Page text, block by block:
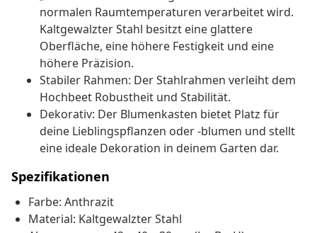
normalen Raumtemperaturen verarbeitet wird.
Kaltgewalzter Stahl besitzt eine glattere
Oberfläche, eine höhere Festigkeit und eine
höhere Präzision.
Stabiler Rahmen: Der Stahlrahmen verleiht dem
Hochbeet Robustheit und Stabilität.
Dekorativ: Der Blumenkasten bietet Platz für
deine Lieblingspflanzen oder -blumen und stellt
eine ideale Dekoration in deinem Garten dar.
Spezifikationen
Farbe: Anthrazit
Material: Kaltgewalzter Stahl